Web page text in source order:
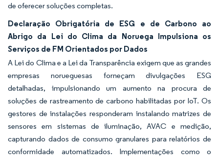
de oferecer soluções completas.
Declaração Obrigatória de ESG e de Carbono ao
Abrigo da Lei do Clima da Noruega Impulsiona os
Serviços de FM Orientados por Dados
A Lei do Clima e a Lei da Transparência exigem que as grandes
empresas norueguesas forneçam divulgações ESG
detalhadas, impulsionando um aumento na procura de
soluções de rastreamento de carbono habilitadas por IoT. Os
gestores de instalações responderam instalando matrizes de
sensores em sistemas de iluminação, AVAC e medição,
capturando dados de consumo granulares para relatórios de
conformidade automatizados. Implementações como o